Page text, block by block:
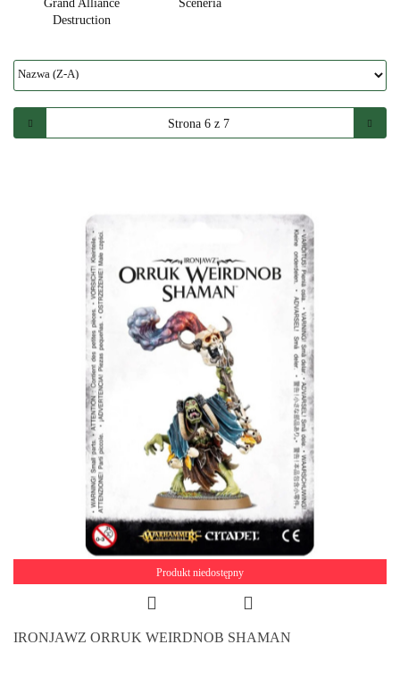
Grand Alliance
Destruction
Sceneria
Produkt niedostępny
IRONJAWZ ORRUK WEIRDNOB SHAMAN